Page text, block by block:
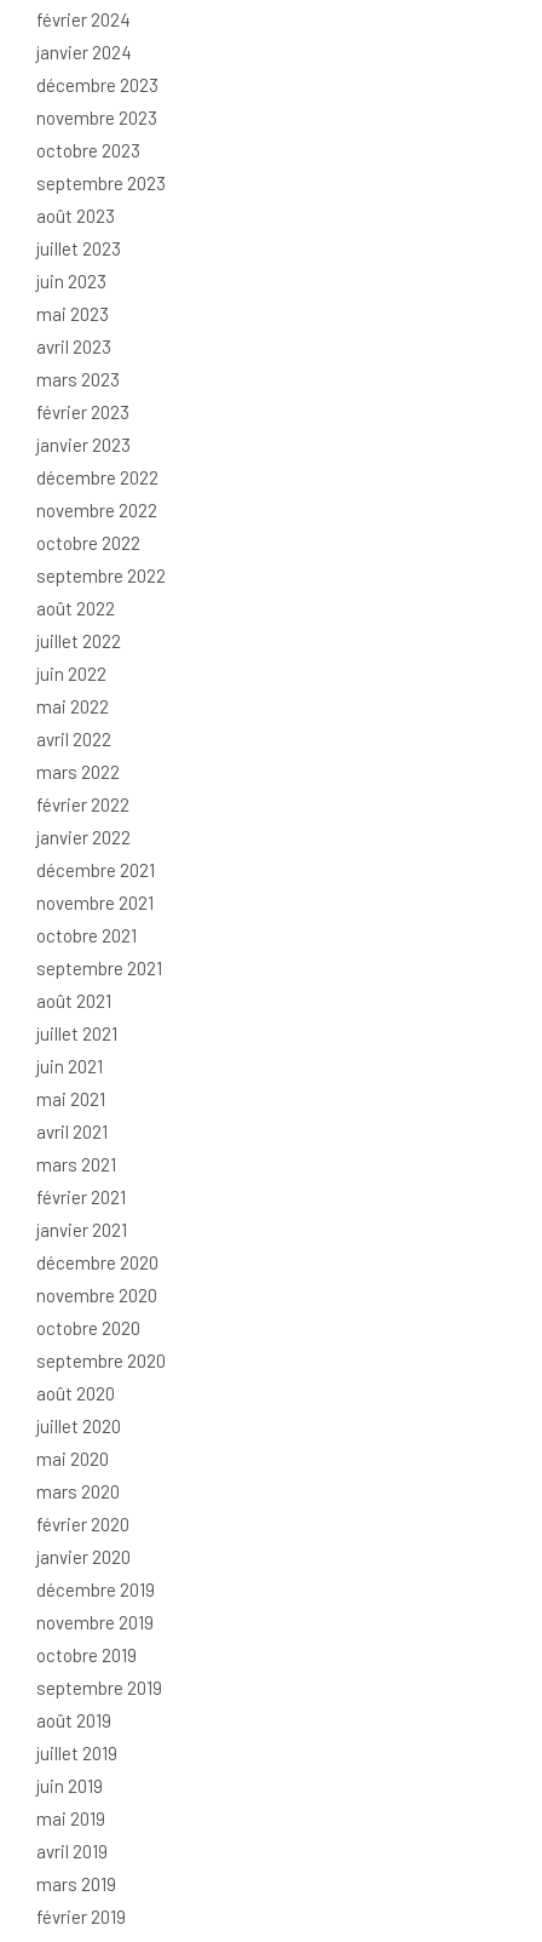
février 2024
janvier 2024
décembre 2023
novembre 2023
octobre 2023
septembre 2023
août 2023
juillet 2023
juin 2023
mai 2023
avril 2023
mars 2023
février 2023
janvier 2023
décembre 2022
novembre 2022
octobre 2022
septembre 2022
août 2022
juillet 2022
juin 2022
mai 2022
avril 2022
mars 2022
février 2022
janvier 2022
décembre 2021
novembre 2021
octobre 2021
septembre 2021
août 2021
juillet 2021
juin 2021
mai 2021
avril 2021
mars 2021
février 2021
janvier 2021
décembre 2020
novembre 2020
octobre 2020
septembre 2020
août 2020
juillet 2020
mai 2020
mars 2020
février 2020
janvier 2020
décembre 2019
novembre 2019
octobre 2019
septembre 2019
août 2019
juillet 2019
juin 2019
mai 2019
avril 2019
mars 2019
février 2019